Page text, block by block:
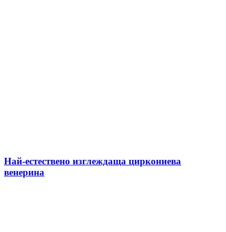
Най-естествено изглеждаща циркониева
венерина